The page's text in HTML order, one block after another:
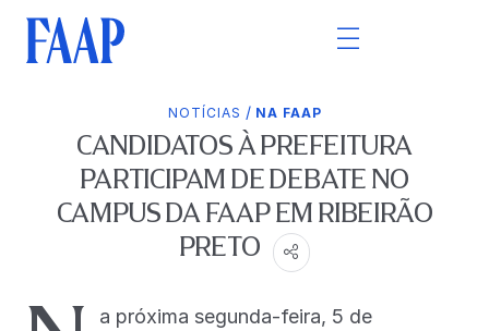
NOTÍCIAS / NA FAAP
CANDIDATOS À PREFEITURA
PARTICIPAM DE DEBATE NO
CAMPUS DA FAAP EM RIBEIRÃO
PRETO
a próxima segunda-feira, 5 de